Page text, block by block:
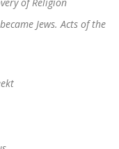
Jews. Acts of the